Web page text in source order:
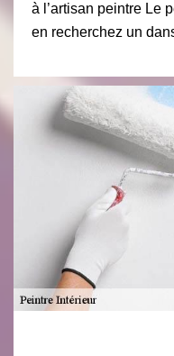
à l’artisan peintre Le
en recherchez un